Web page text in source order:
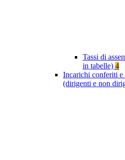
Tassi di
in tabelle) 4
Incarichi conferiti e
(dirigenti e non